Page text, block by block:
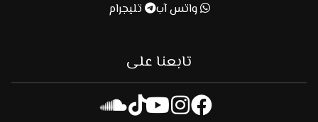
واتس آب تليجرام
تابعنا على